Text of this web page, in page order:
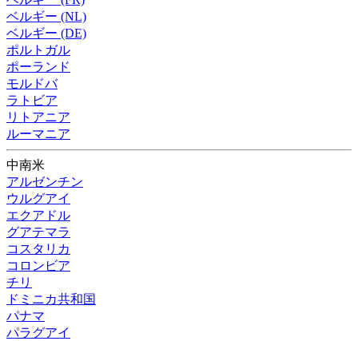
ベルギー (NL)
ベルギー (DE)
ポルトガル
ポーランド
モルドバ
ラトビア
リトアニア
ルーマニア
中南米
アルゼンチン
ウルグアイ
エクアドル
グアテマラ
コスタリカ
コロンビア
チリ
ドミニカ共和国
パナマ
パラグアイ